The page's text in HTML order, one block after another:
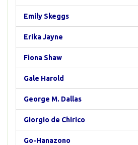
Emily Skeggs
Erika Jayne
Fiona Shaw
Gale Harold
George M. Dallas
Giorgio de Chirico
Go-Hanazono